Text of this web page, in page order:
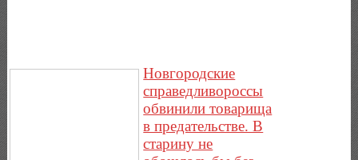
Новгородские
справедливороссы
обвинили товарища
в предательстве. В
старину не